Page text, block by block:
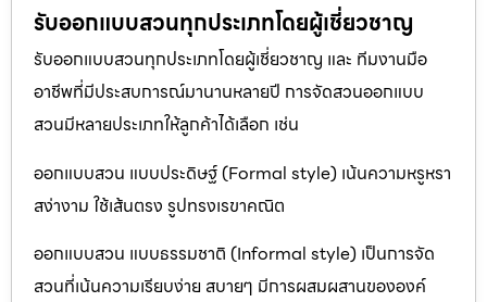
รับออกแบบสวนทุกประเภทโดยผู้เชี่ยวชาญ
รับออกแบบสวนทุกประเภทโดยผู้เชี่ยวชาญ และ ทีมงานมือ
อาชีพที่มีประสบการณ์มานานหลายปี การจัดสวนออกแบบ
สวนมีหลายประเภทให้ลูกค้าได้เลือก เช่น
ออกแบบสวน แบบประดิษฐ์ (Formal style) เน้นความหรูหรา
สง่างาม ใช้เส้นตรง รูปทรงเรขาคณิต
ออกแบบสวน แบบธรรมชาติ (Informal style) เป็นการจัด
สวนที่เน้นความเรียบง่าย สบายๆ มีการผสมผสานขององค์